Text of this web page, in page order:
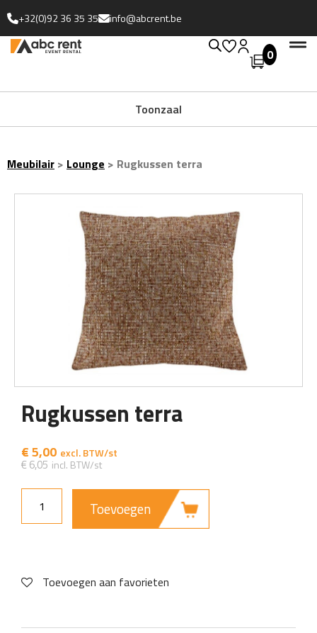
+32(0)92 36 35 35 info@abcrent.be
0
Toonzaal
Uitgebreide collectie
Meubilair > Lounge > Rugkussen terra
Rugkussen terra
€5,00
€ 6,05
Toevoegen
Toevoegen aan favorieten